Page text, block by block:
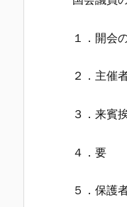
１．開会
２．主催
３．来賓
４．
５．保護